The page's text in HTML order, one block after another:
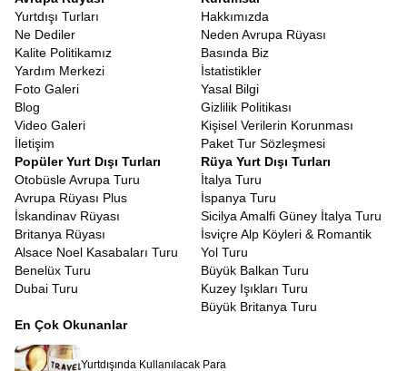
Yurtdışı Turları
Ne Dediler
Kalite Politikamız
Yardım Merkezi
Foto Galeri
Blog
Video Galeri
İletişim
Hakkımızda
Neden Avrupa Rüyası
Basında Biz
İstatistikler
Yasal Bilgi
Gizlilik Politikası
Kişisel Verilerin Korunması
Paket Tur Sözleşmesi
Popüler Yurt Dışı Turları
Otobüsle Avrupa Turu
Avrupa Rüyası Plus
İskandinav Rüyası
Britanya Rüyası
Alsace Noel Kasabaları Turu
Benelüx Turu
Dubai Turu
Rüya Yurt Dışı Turları
İtalya Turu
İspanya Turu
Sicilya Amalfi Güney İtalya Turu
İsviçre Alp Köyleri & Romantik
Yol Turu
Büyük Balkan Turu
Kuzey Işıkları Turu
Büyük Britanya Turu
En Çok Okunanlar
Yurtdışında Kullanılacak Para